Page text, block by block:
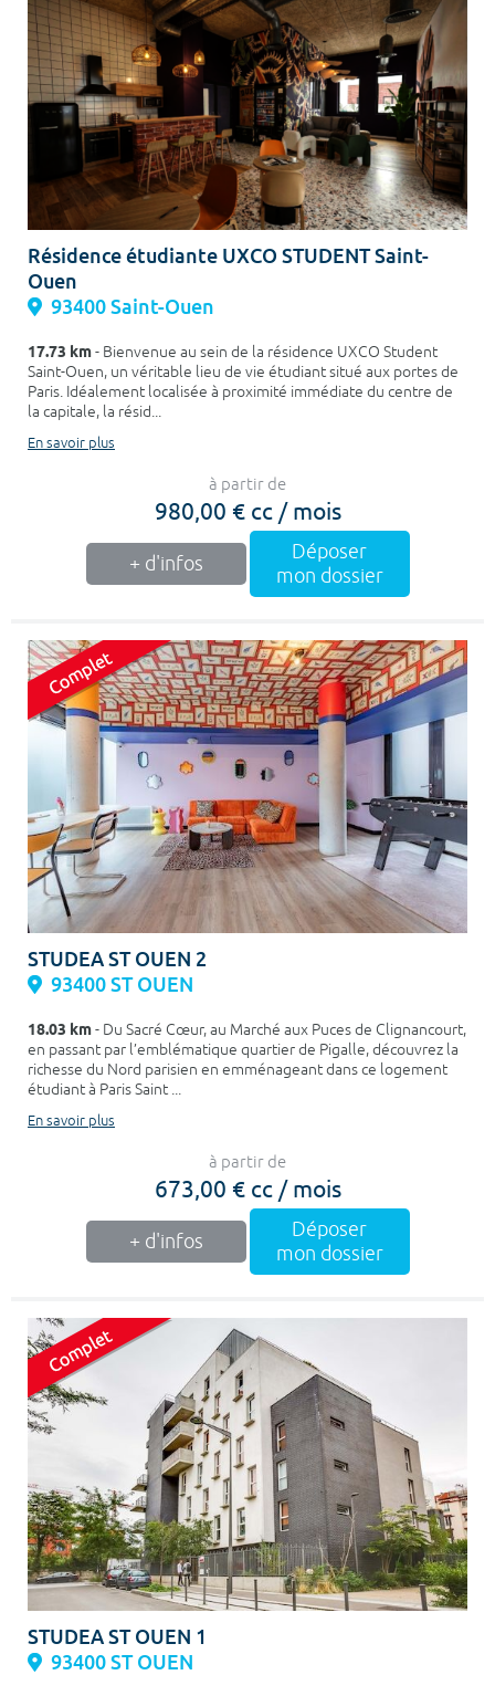
Résidence étudiante UXCO STUDENT Saint-
Ouen
93400 Saint-Ouen
17.73 km- Bienvenue au sein de la résidence UXCO Student
Saint-Ouen, un véritable lieu de vie étudiant situé aux portes de
Paris. Idéalement localisée à proximité immédiate du centre de
la capitale, la résid...
En savoir plus
à partir de
980,00 € cc / mois
+ d'infos
Déposer
mon dossier
STUDEA ST OUEN 2
93400 ST OUEN
18.03 km- Du Sacré Cœur, au Marché aux Puces de Clignancourt,
en passant par l’emblématique quartier de Pigalle, découvrez la
richesse du Nord parisien en emménageant dans ce logement
étudiant à Paris Saint ...
En savoir plus
à partir de
673,00 € cc / mois
+ d'infos
Déposer
mon dossier
STUDEA ST OUEN 1
93400 ST OUEN